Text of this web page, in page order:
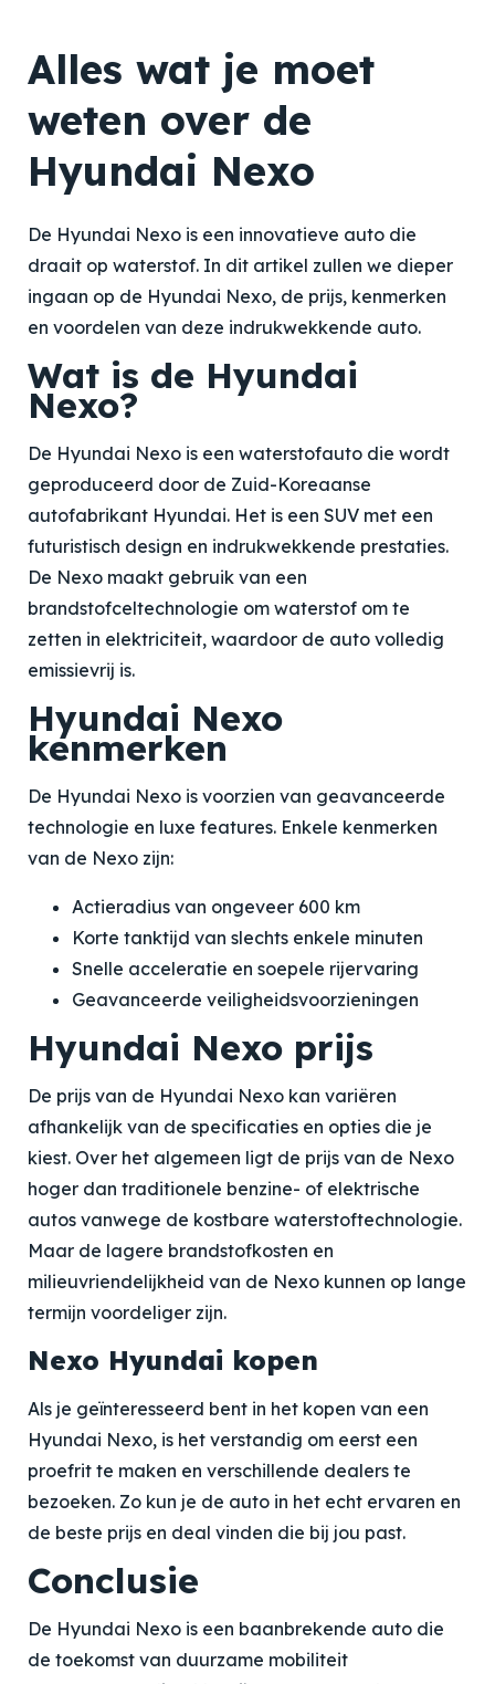
Alles wat je moet
weten over de
Hyundai Nexo
De Hyundai Nexo is een innovatieve auto die
draait op waterstof. In dit artikel zullen we dieper
ingaan op de Hyundai Nexo, de prijs, kenmerken
en voordelen van deze indrukwekkende auto.
Wat is de Hyundai
Nexo?
De Hyundai Nexo is een waterstofauto die wordt
geproduceerd door de Zuid-Koreaanse
autofabrikant Hyundai. Het is een SUV met een
futuristisch design en indrukwekkende prestaties.
De Nexo maakt gebruik van een
brandstofceltechnologie om waterstof om te
zetten in elektriciteit, waardoor de auto volledig
emissievrij is.
Hyundai Nexo
kenmerken
De Hyundai Nexo is voorzien van geavanceerde
technologie en luxe features. Enkele kenmerken
van de Nexo zijn:
Actieradius van ongeveer 600 km
Korte tanktijd van slechts enkele minuten
Snelle acceleratie en soepele rijervaring
Geavanceerde veiligheidsvoorzieningen
Hyundai Nexo prijs
De prijs van de Hyundai Nexo kan variëren
afhankelijk van de specificaties en opties die je
kiest. Over het algemeen ligt de prijs van de Nexo
hoger dan traditionele benzine- of elektrische
autos vanwege de kostbare waterstoftechnologie.
Maar de lagere brandstofkosten en
milieuvriendelijkheid van de Nexo kunnen op lange
termijn voordeliger zijn.
Nexo Hyundai kopen
Als je geïnteresseerd bent in het kopen van een
Hyundai Nexo, is het verstandig om eerst een
proefrit te maken en verschillende dealers te
bezoeken. Zo kun je de auto in het echt ervaren en
de beste prijs en deal vinden die bij jou past.
Conclusie
De Hyundai Nexo is een baanbrekende auto die
de toekomst van duurzame mobiliteit